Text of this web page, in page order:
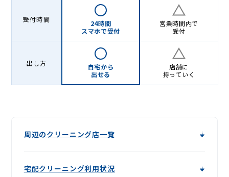
受付時間
24時間
スマホで受付
営業時間内で
受付
出し方
自宅から
出せる
店舗に
持っていく
周辺のクリーニング店一覧
宅配クリーニング利用状況